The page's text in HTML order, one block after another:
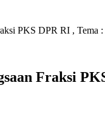
PKS DPR RI , Tema
Fraksi